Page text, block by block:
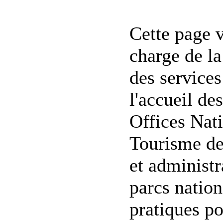
Cette page
charge de
des
l'accueil
Offices
Tourisme
et
parcs
pratiques